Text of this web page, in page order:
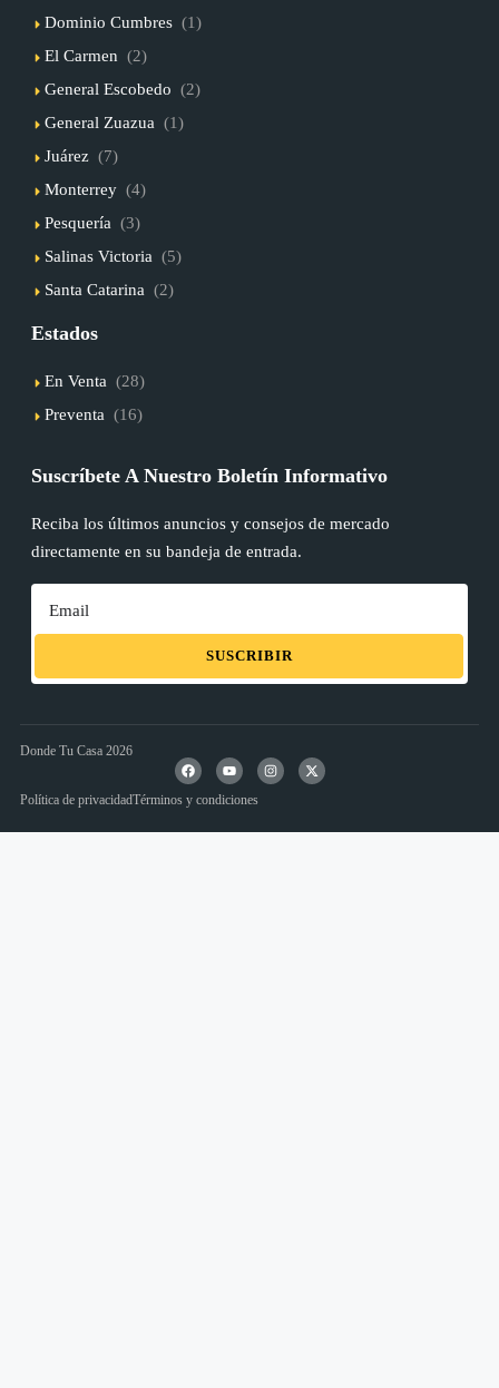
Dominio Cumbres (1)
El Carmen (2)
General Escobedo (2)
General Zuazua (1)
Juárez (7)
Monterrey (4)
Pesquería (3)
Salinas Victoria (5)
Santa Catarina (2)
Estados
En Venta (28)
Preventa (16)
Suscríbete A Nuestro Boletín Informativo
Reciba los últimos anuncios y consejos de mercado
directamente en su bandeja de entrada.
SUSCRIBIR
Donde Tu Casa 2026
Política de privacidadTérminos y condiciones